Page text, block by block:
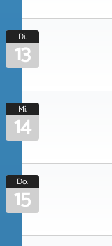
Di.
13
Mi.
14
Do.
15